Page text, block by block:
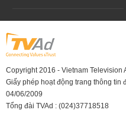
Copyright 2016 - Vietnam Television
Giấy phép hoạt động trang thông tin
04/06/2009
Tổng đài TVAd : (024)37718518